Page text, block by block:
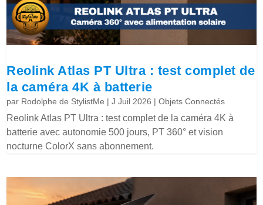
Reolink Atlas PT Ultra : test complet de
la caméra 4K à batterie
par Rodolphe de StylistMe |J Juil 2026 |Objets Connectés
Reolink Atlas PT Ultra : test complet de la caméra 4K à
batterie avec autonomie 500 jours, PT 360° et vision
nocturne ColorX sans abonnement.